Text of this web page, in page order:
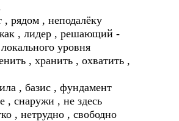
, рядом , неподалёку
, лидер , решающий -
уровня
, хранить , охватить ,
, базис , фундамент
, снаружи , не здесь
, нетрудно , свободно